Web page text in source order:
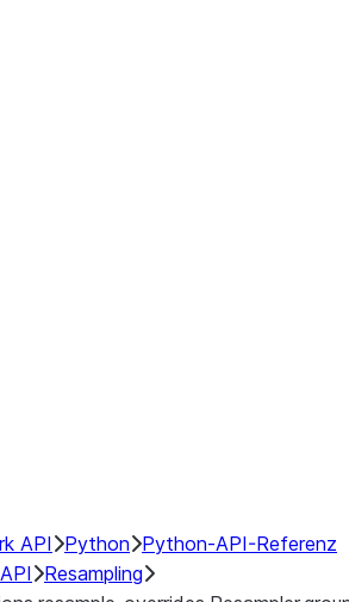
API Python Python-API-Referenz
Resampling